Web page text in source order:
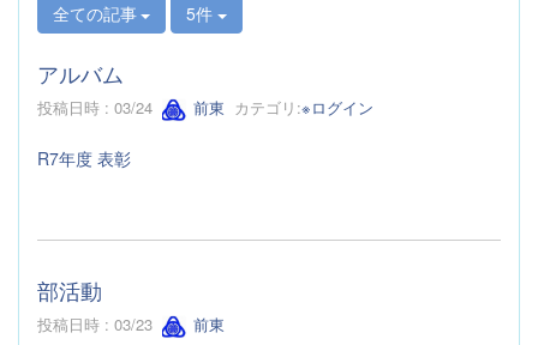
全ての記事 5件
アルバム
投稿日時 : 03/24 前東 カテゴリ:※ログイン
R7年度 表彰
部活動
投稿日時 : 03/23 前東